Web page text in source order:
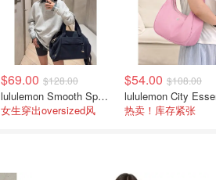
$69.00 $128.00
lululemon Smooth Spacer 经典卫衣
女生穿出oversized风
$54.00 $108.00
热卖！库存紧张